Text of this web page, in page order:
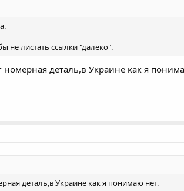
не листать ссылки "далеко".
номерная деталь,в Украине как я
деталь,в Украине как я понимаю нет.